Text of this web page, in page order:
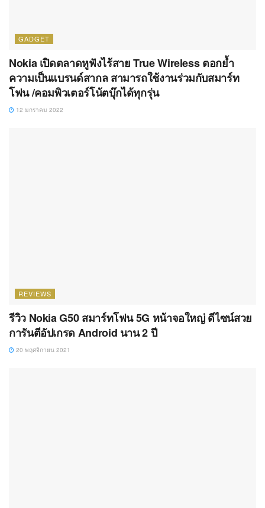
GADGET
Nokia เปิดตลาดหูฟังไร้สาย True Wireless ตอกย้ำ
ความเป็นแบรนด์สากล สามารถใช้งานร่วมกับสมาร์ท
โฟน /คอมพิวเตอร์โน้ตบุ๊กได้ทุกรุ่น
12 มกราคม 2022
REVIEWS
รีวิว Nokia G50 สมาร์ทโฟน 5G หน้าจอใหญ่ ดีไซน์สวย
การันตีอัปเกรด Android นาน 2 ปี
20 พฤศจิกายน 2021